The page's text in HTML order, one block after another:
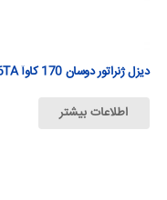
دیزل ژنراتور دوسان 170 كاوآ DP086TA
اطلاعات بیشتر